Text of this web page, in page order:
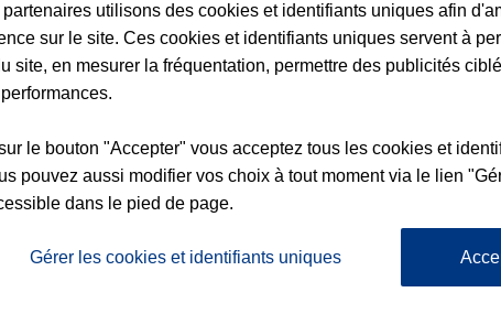
partenaires utilisons des cookies et identifiants uniques afin
sur le site. Ces cookies et identifiants uniques servent à
site, en mesurer la fréquentation, permettre des publicités
le bouton "Accepter" vous acceptez tous les cookies et
pouvez aussi modifier vos choix à tout moment via le lien
dans le pied de page.
Gérer les cookies et identifiants uniques